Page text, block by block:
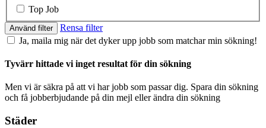
Top Job
Använd filter
Rensa filter
Ja, maila mig när det dyker upp jobb som matchar min sökning!
Tyvärr hittade vi inget resultat för din sökning
Men vi är säkra på att vi har jobb som passar dig. Spara din sökning
och få jobberbjudande på din mejl eller ändra din sökning
Städer